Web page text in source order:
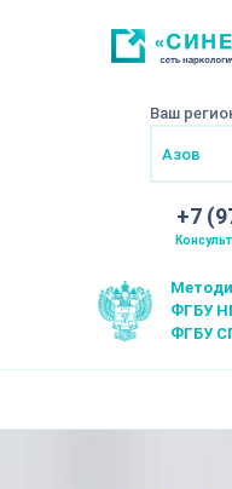
Ваш
Азов
+7
ФГБУ
ФГБУ